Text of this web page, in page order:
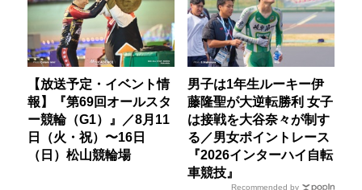
【放送予定・イベント情
報】『第69回オールスタ
ー競輪（G1）』／8月11
日（火・祝）〜16日
（日）松山競輪場
男子は1年生ルーキー伊
藤隆聖が大逆転勝利 女子
は接戦を大谷奈々が制す
る／男女ポイントレース
『2026インターハイ自転
車競技』
Recommended by